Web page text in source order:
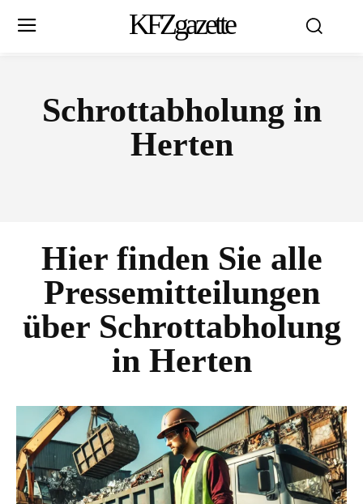
KFZgazette
Schrottabholung in
Herten
Hier finden Sie alle
Pressemitteilungen
über Schrottabholung
in Herten